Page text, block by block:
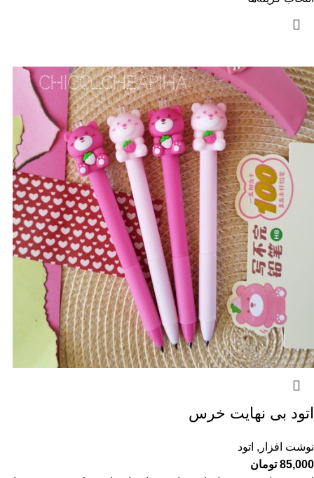
اتود بی نهایت خرس
نوشت افزار , اتود
85,000 تومان